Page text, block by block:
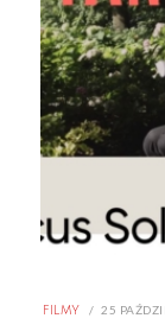
FILMY
POSTED
25